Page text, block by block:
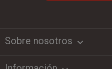
Sobre nosotros keyboard_arrow_down